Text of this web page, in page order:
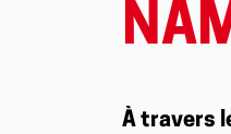
À travers